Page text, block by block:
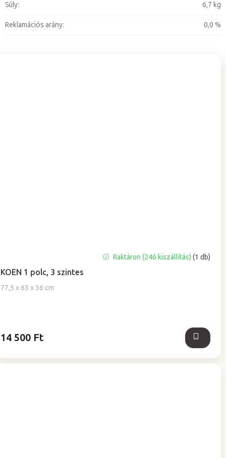
KOEN 1 polc, 3 szintes
77,5 x 63 x 36 cm
Raktáron (24ó kiszállítás) (1 db)
14 500 Ft
Súly: 6,7 kg
Reklamációs arány: 0,0 %